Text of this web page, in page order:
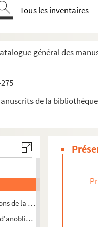
Tous les inventaires
général des
de la
de la chapelle du Rosaire
de J. Pétré,